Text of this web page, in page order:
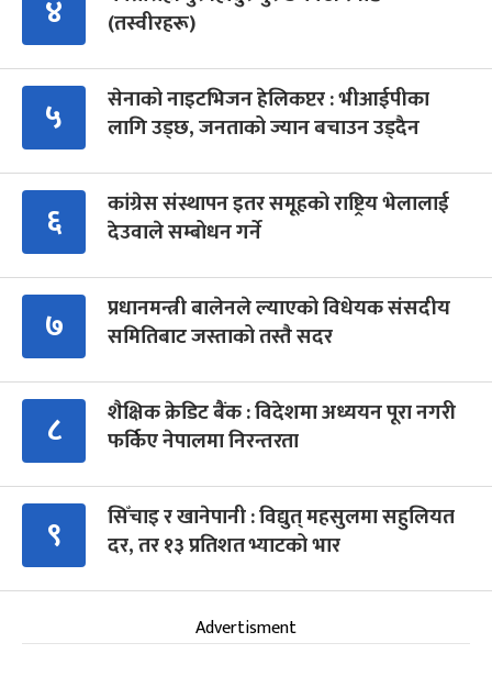
४
(तस्वीरहरू)
५
सेनाको नाइटभिजन हेलिकप्टर : भीआईपीका
लागि उड्छ, जनताको ज्यान बचाउन उड्दैन
६
कांग्रेस संस्थापन इतर समूहको राष्ट्रिय भेलालाई
देउवाले सम्बोधन गर्ने
७
प्रधानमन्त्री बालेनले ल्याएको विधेयक संसदीय
समितिबाट जस्ताको तस्तै सदर
८
शैक्षिक क्रेडिट बैंक : विदेशमा अध्ययन पूरा नगरी
फर्किए नेपालमा निरन्तरता
९
सिँचाइ र खानेपानी : विद्युत् महसुलमा सहुलियत
दर, तर १३ प्रतिशत भ्याटको भार
Advertisment